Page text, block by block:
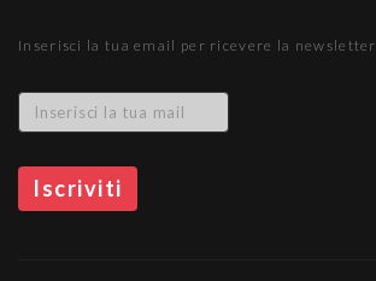
Inserisci la tua email per ricevere la newsletter